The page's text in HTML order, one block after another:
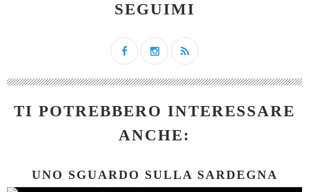
SEGUIMI
TI POTREBBERO INTERESSARE
ANCHE:
UNO SGUARDO SULLA SARDEGNA